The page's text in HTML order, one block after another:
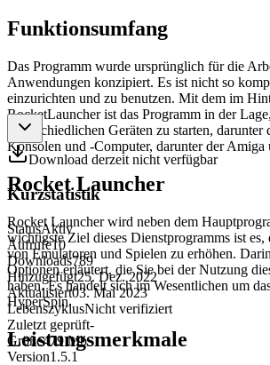
Funktionsumfang
Das Programm wurde ursprünglich für die
Anwendungen konzipiert. Es ist nicht so
einzurichten und zu benutzen. Mit dem im
RocketLauncher ist das Programm in der
unterschiedlichen Geräten zu starten,
Konsolen und -Computer, darunter der Amiga
Rocket Launcher
Rocket Launcher wird neben dem
wichtigste Ziel dieses Dienstprogramms ist
von Emulatoren und Spielen zu erhöhen.
Optionen erläutert, die Sie bei der Nutzung
haben. Es handelt sich im Wesentlichen um
HyperSpin.
Leistungsmerkmale
Download derzeit nicht verfügbar
Kurzstatistik
StatusAktiv
Aufrufe10
Downloads789
Hinzugefügt25. Dez. 2022
Aktualisiert03. Mai 2023
LebenszyklusNicht verifiziert
Zuletzt geprüft-
Größe479 Mb
Version1.5.1